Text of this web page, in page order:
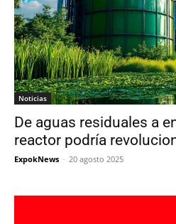
Noticias
De aguas residuales a
reactor podría
ExpokNews - 20 agosto 2025